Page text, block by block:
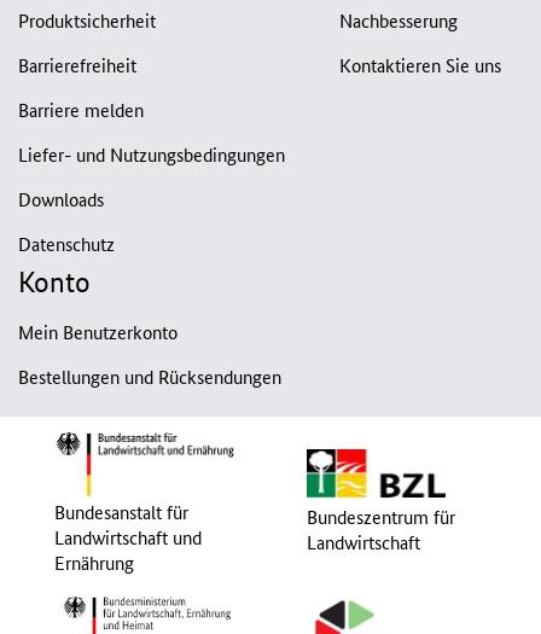
Produktsicherheit
Barrierefreiheit
Barriere melden
Liefer- und Nutzungsbedingungen
Downloads
Datenschutz
Nachbesserung
Kontaktieren Sie uns
Konto
Mein Benutzerkonto
Bestellungen und Rücksendungen
Bundesanstalt für
Landwirtschaft und
Ernährung
Bundeszentrum für
Landwirtschaft